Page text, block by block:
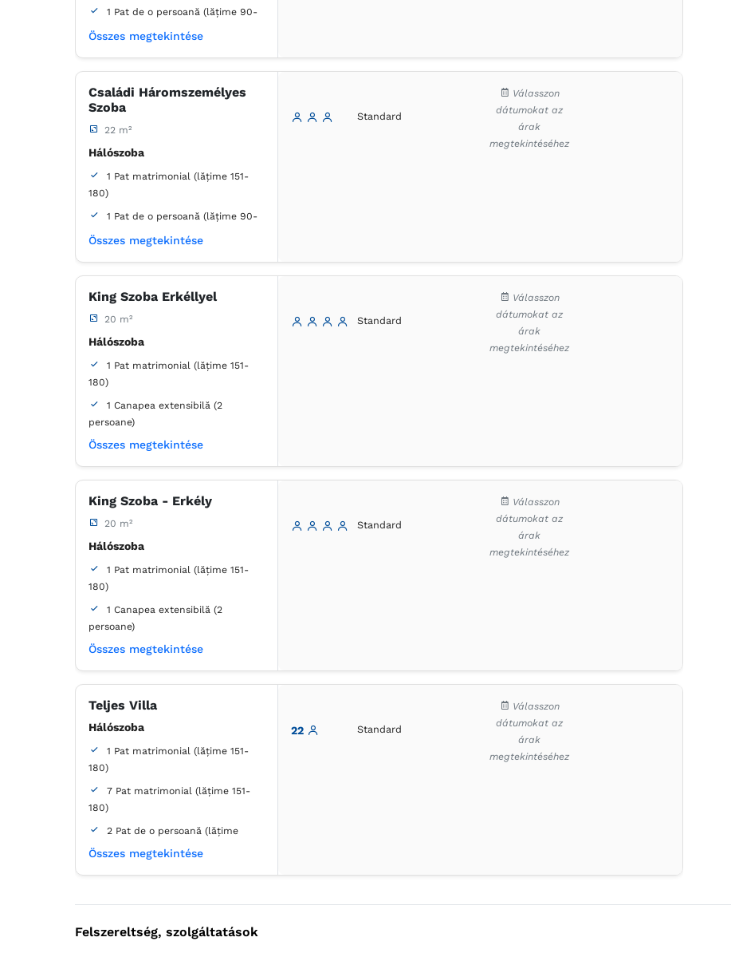
1 Pat de o persoană (lățime 90-
130 cm, nu se poate uni)
saját - Zuhanyzó
Összes megtekintése
Családi Háromszemélyes
Szoba
22 m²
Hálószoba
1 Pat matrimonial (lățime 151-
180)
1 Pat de o persoană (lățime 90-
130 cm, nu se poate uni)
saját - Zuhanyzó
Összes megtekintése
Standard
Válasszon
dátumokat az
árak
megtekintéséhez
King Szoba Erkéllyel
20 m²
Hálószoba
1 Pat matrimonial (lățime 151-
180)
1 Canapea extensibilă (2
persoane)
Erkély / terasz
Fürdőszoba
Összes megtekintése
Standard
Válasszon
dátumokat az
árak
megtekintéséhez
King Szoba - Erkély
20 m²
Hálószoba
1 Pat matrimonial (lățime 151-
180)
1 Canapea extensibilă (2
persoane)
Erkély / terasz
Fürdőszoba
Összes megtekintése
Standard
Válasszon
dátumokat az
árak
megtekintéséhez
Teljes Villa
Hálószoba
1 Pat matrimonial (lățime 151-
180)
7 Pat matrimonial (lățime 151-
180)
2 Pat de o persoană (lățime
90-130 cm, nu se poate uni)
saját - Zuhanyzó
Összes megtekintése
22 Standard
Válasszon
dátumokat az
árak
megtekintéséhez
Felszereltség, szolgáltatások